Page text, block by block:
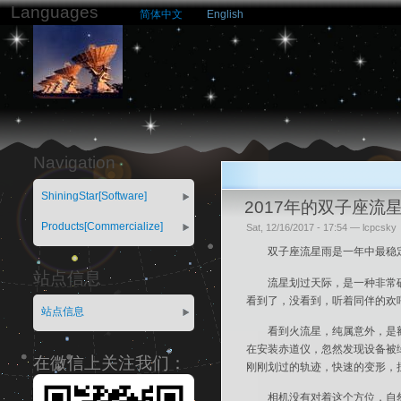
Languages 简体中文 English
Navigation
ShiningStar[Software]
Products[Commercialize]
站点信息
站点信息
在微信上关注我们：
2017年的双子座流
Sat, 12/16/2017 - 17:54 — lcpcsky
双子座流星雨是一年中最
流星划过天际，是一种非
看到了，没看到，听着同伴的
看到火流星，纯属意外，
在安装赤道仪，忽然发现设备
刚刚划过的轨迹，快速的变形
相机没有对着这个方位，